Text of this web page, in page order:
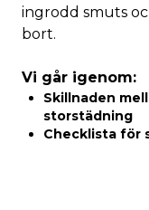
ingrodd smuts
bort.
Vi går igenom:
Skillnaden
storstädning
Checklista för